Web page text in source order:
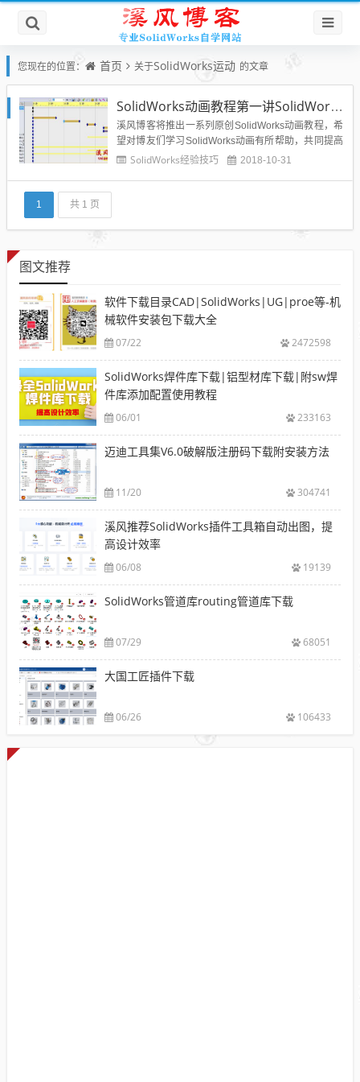
您现在的位置： 首页 关于SolidWorks运动 的文章
SolidWorks动画教程第一讲SolidWorks运动算例教程
溪风博客将推出一系列原创SolidWorks动画教程，希
望对博友们学习SolidWorks动画有所帮助，共同提高
SolidWorks动画制作技巧。 运动算例是装配体模型
SolidWorks经验技巧 2018-10-31
1 共 1 页
图文推荐
软件下载目录CAD|SolidWorks|UG|proe等-机
械软件安装包下载大全
07/22 2472598
SolidWorks焊件库下载|铝型材库下载|附sw焊
件库添加配置使用教程
06/01 233163
迈迪工具集V6.0破解版注册码下载附安装方法
11/20 304741
溪风推荐SolidWorks插件工具箱自动出图，提
高设计效率
06/08 19139
SolidWorks管道库routing管道库下载
07/29 68051
大国工匠插件下载
06/26 106433